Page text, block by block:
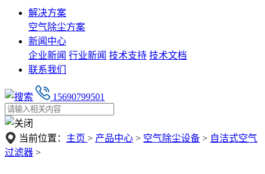
解决方案
空气除尘方案
新闻中心
企业新闻 行业新闻 技术支持 技术文档
联系我们
15690799501
当前位置： 主页 > 产品中心 > 空气除尘设备 > 自洁式空气
过滤器 >